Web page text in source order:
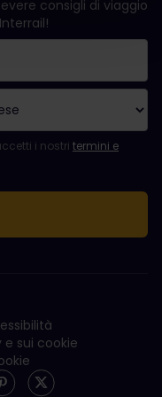
consigli di viaggio
alla newsletter.
i termini e le condizioni.
i nostri termini e
sui cookie